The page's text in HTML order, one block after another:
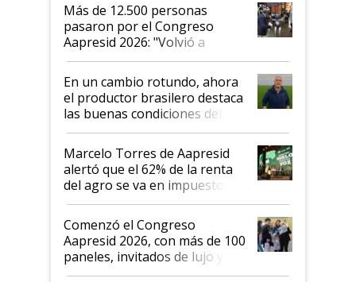
Más de 12.500 personas
pasaron por el Congreso
Aapresid 2026: "Volvió a
demostrar que hablar del
suelo es hablar de todo el
sistema productivo"
En un cambio rotundo, ahora
el productor brasilero destaca
las buenas condiciones del
agro argentino para invertir:
"Los veo más motivados"
Marcelo Torres de Aapresid
alertó que el 62% de la renta
del agro se va en impuestos:
"No es bueno que en
Argentina se sigan discutiendo
las mismas cosas de hace 50
años"
Comenzó el Congreso
Aapresid 2026, con más de 100
paneles, invitados de lujo y
todas las tendencias